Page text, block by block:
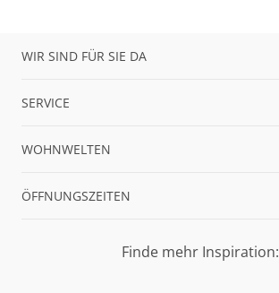
WIR SIND FÜR SIE DA
SERVICE
WOHNWELTEN
ÖFFNUNGSZEITEN
Finde mehr Inspiration: